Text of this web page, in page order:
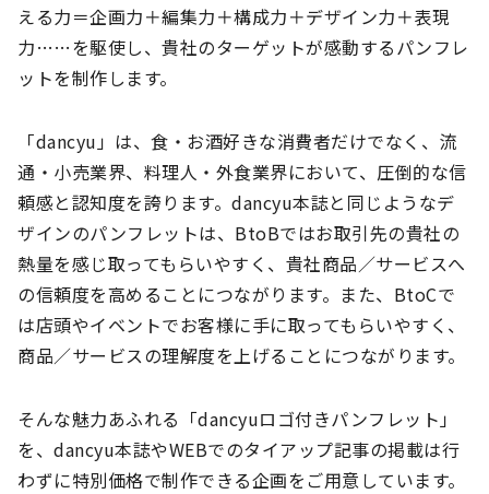
える力＝企画力＋編集力＋構成力＋デザイン力＋表現
力……を駆使し、貴社のターゲットが感動するパンフレ
ットを制作します。
「dancyu」は、食・お酒好きな消費者だけでなく、流
通・小売業界、料理人・外食業界において、圧倒的な信
頼感と認知度を誇ります。dancyu本誌と同じようなデ
ザインのパンフレットは、BtoBではお取引先の貴社の
熱量を感じ取ってもらいやすく、貴社商品／サービスへ
の信頼度を高めることにつながります。また、BtoCで
は店頭やイベントでお客様に手に取ってもらいやすく、
商品／サービスの理解度を上げることにつながります。
そんな魅力あふれる「dancyuロゴ付きパンフレット」
を、dancyu本誌やWEBでのタイアップ記事の掲載は行
わずに特別価格で制作できる企画をご用意しています。